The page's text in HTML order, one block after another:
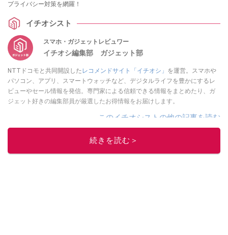
プライバシー対策を網羅！
イチオシスト
スマホ・ガジェットレビュワー
イチオシ編集部 ガジェット部
NTTドコモと共同開設した レコメンドサイト「イチオシ」 を運営。スマホや
パソコン、アプリ、スマートウォッチなど、デジタルライフを豊かにするレ
ビューやセール情報を発信。専門家による信頼できる情報をまとめたり、ガ
ジェット好きの編集部員が厳選したお得情報をお届けします。
このイチオシストの他の記事を読む
続きを読む＞